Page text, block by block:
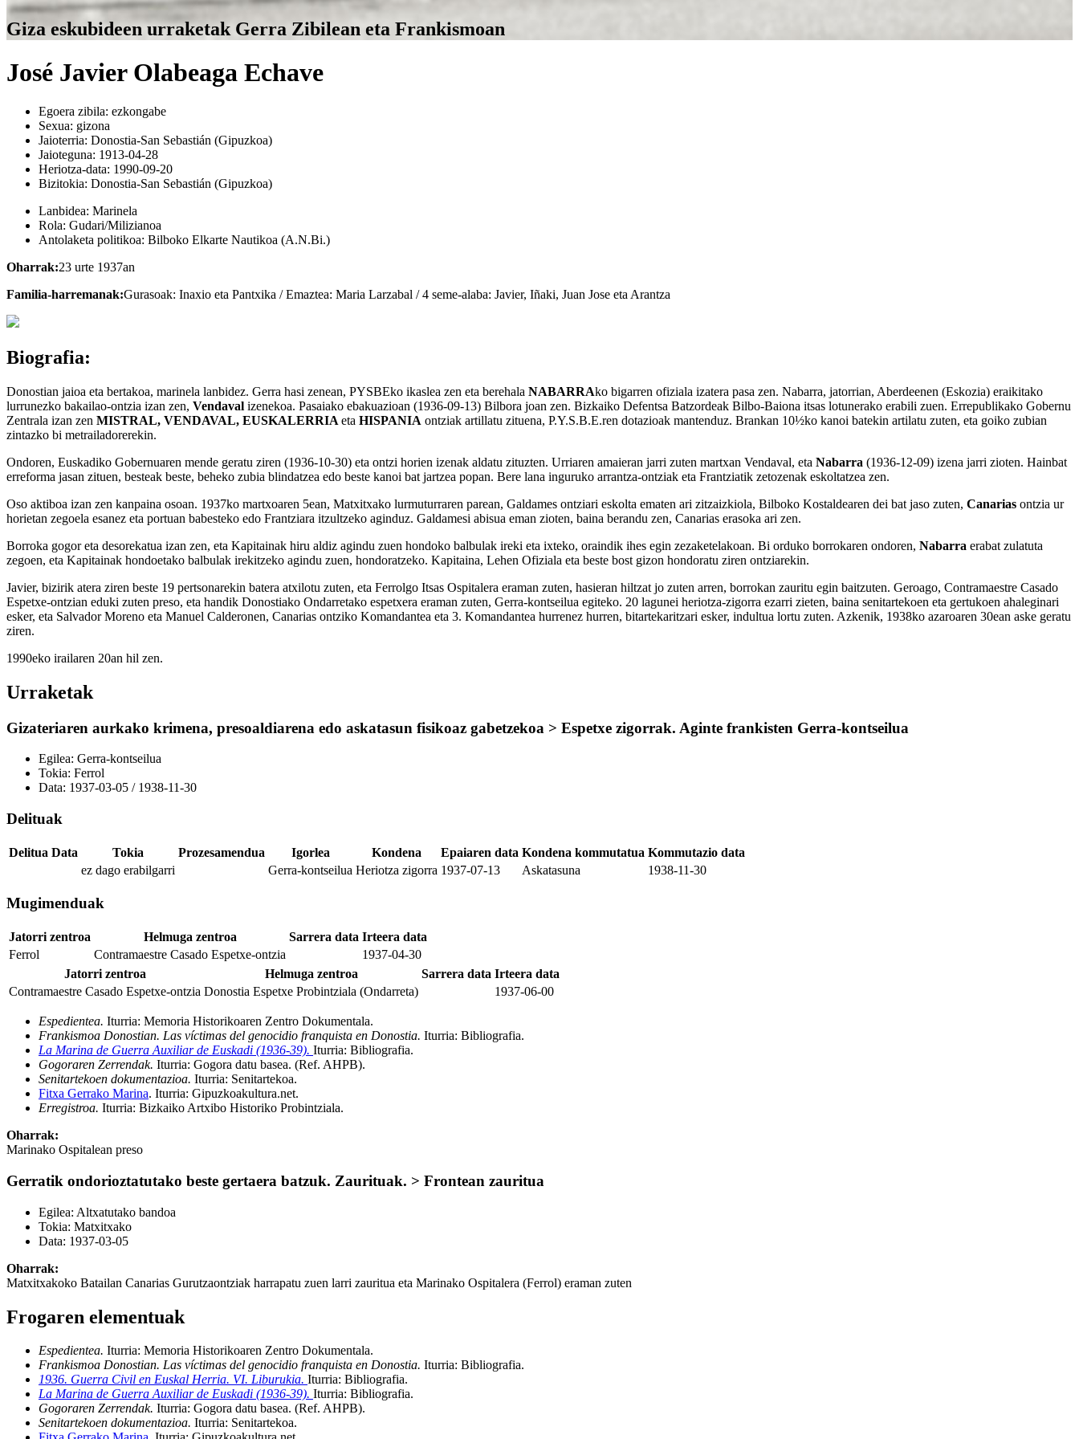
Giza eskubideen urraketak Gerra Zibilean eta Frankismoan
José Javier Olabeaga Echave
Egoera zibila: ezkongabe
Sexua: gizona
Jaioterria: Donostia-San Sebastián (Gipuzkoa)
Jaioteguna: 1913-04-28
Heriotza-data: 1990-09-20
Bizitokia: Donostia-San Sebastián (Gipuzkoa)
Lanbidea: Marinela
Rola: Gudari/Milizianoa
Antolaketa politikoa: Bilboko Elkarte Nautikoa (A.N.Bi.)
Oharrak:23 urte 1937an
Familia-harremanak:Gurasoak: Inaxio eta Pantxika / Emaztea: Maria Larzabal / 4 seme-alaba: Javier, Iñaki, Juan Jose eta Arantza
Biografia:
Donostian jaioa eta bertakoa, marinela lanbidez. Gerra hasi zenean, PYSBEko ikaslea zen eta berehala NABARRAko bigarren ofiziala izatera pasa zen. Nabarra, jatorrian, Aberdeenen (Eskozia) eraikitako
lurrunezko bakailao-ontzia izan zen, Vendaval izenekoa. Pasaiako ebakuazioan (1936-09-13) Bilbora joan zen. Bizkaiko Defentsa Batzordeak Bilbo-Baiona itsas lotunerako erabili zuen. Errepublikako Gobernu
Zentrala izan zen MISTRAL, VENDAVAL, EUSKALERRIA eta HISPANIA ontziak artillatu zituena, P.Y.S.B.E.ren dotazioak mantenduz. Brankan 10½ko kanoi batekin artilatu zuten, eta goiko zubian
zintazko bi metrailadorerekin.
Ondoren, Euskadiko Gobernuaren mende geratu ziren (1936-10-30) eta ontzi horien izenak aldatu zituzten. Urriaren amaieran jarri zuten martxan Vendaval, eta Nabarra (1936-12-09) izena jarri zioten. Hainbat
erreforma jasan zituen, besteak beste, beheko zubia blindatzea edo beste kanoi bat jartzea popan. Bere lana inguruko arrantza-ontziak eta Frantziatik zetozenak eskoltatzea zen.
Oso aktiboa izan zen kanpaina osoan. 1937ko martxoaren 5ean, Matxitxako lurmuturraren parean, Galdames ontziari eskolta ematen ari zitzaizkiola, Bilboko Kostaldearen dei bat jaso zuten, Canarias ontzia ur
horietan zegoela esanez eta portuan babesteko edo Frantziara itzultzeko aginduz. Galdamesi abisua eman zioten, baina berandu zen, Canarias erasoka ari zen.
Borroka gogor eta desorekatua izan zen, eta Kapitainak hiru aldiz agindu zuen hondoko balbulak ireki eta ixteko, oraindik ihes egin zezaketelakoan. Bi orduko borrokaren ondoren, Nabarra erabat zulatuta
zegoen, eta Kapitainak hondoetako balbulak irekitzeko agindu zuen, hondoratzeko. Kapitaina, Lehen Ofiziala eta beste bost gizon hondoratu ziren ontziarekin.
Javier, bizirik atera ziren beste 19 pertsonarekin batera atxilotu zuten, eta Ferrolgo Itsas Ospitalera eraman zuten, hasieran hiltzat jo zuten arren, borrokan zauritu egin baitzuten. Geroago, Contramaestre Casado
Espetxe-ontzian eduki zuten preso, eta handik Donostiako Ondarretako espetxera eraman zuten, Gerra-kontseilua egiteko. 20 lagunei heriotza-zigorra ezarri zieten, baina senitartekoen eta gertukoen ahaleginari
esker, eta Salvador Moreno eta Manuel Calderonen, Canarias ontziko Komandantea eta 3. Komandantea hurrenez hurren, bitartekaritzari esker, indultua lortu zuten. Azkenik, 1938ko azaroaren 30ean aske geratu
ziren.
1990eko irailaren 20an hil zen.
Urraketak
Gizateriaren aurkako krimena, presoaldiarena edo askatasun fisikoaz gabetzekoa > Espetxe zigorrak. Aginte frankisten Gerra-kontseilua
Egilea: Gerra-kontseilua
Tokia: Ferrol
Data: 1937-03-05 / 1938-11-30
Delituak
Delitua Data Tokia Prozesamendua Igorlea Kondena Epaiaren data Kondena kommutatua Kommutazio data
ez dago erabilgarri
Gerra-kontseilua Heriotza zigorra 1937-07-13 Askatasuna 1938-11-30
Mugimenduak
Jatorri zentroa Helmuga zentroa Sarrera data Irteera data
Ferrol
Contramaestre Casado Espetxe-ontzia
1937-04-30
Jatorri zentroa
Helmuga zentroa Sarrera data Irteera data
Contramaestre Casado Espetxe-ontzia Donostia Espetxe Probintziala (Ondarreta) 1937-06-00
Espedientea. Iturria: Memoria Historikoaren Zentro Dokumentala.
Frankismoa Donostian. Las víctimas del genocidio franquista en Donostia. Iturria: Bibliografia.
La Marina de Guerra Auxiliar de Euskadi (1936-39). Iturria: Bibliografia.
Gogoraren Zerrendak. Iturria: Gogora datu basea. (Ref. AHPB).
Senitartekoen dokumentazioa. Iturria: Senitartekoa.
Fitxa Gerrako Marina. Iturria: Gipuzkoakultura.net.
Erregistroa. Iturria: Bizkaiko Artxibo Historiko Probintziala.
Oharrak:
Marinako Ospitalean preso
Gerratik ondorioztatutako beste gertaera batzuk. Zaurituak. > Frontean zauritua
Egilea: Altxatutako bandoa
Tokia: Matxitxako
Data: 1937-03-05
Oharrak:
Matxitxakoko Batailan Canarias Gurutzaontziak harrapatu zuen larri zauritua eta Marinako Ospitalera (Ferrol) eraman zuten
Frogaren elementuak
Espedientea. Iturria: Memoria Historikoaren Zentro Dokumentala.
Frankismoa Donostian. Las víctimas del genocidio franquista en Donostia. Iturria: Bibliografia.
1936. Guerra Civil en Euskal Herria. VI. Liburukia. Iturria: Bibliografia.
La Marina de Guerra Auxiliar de Euskadi (1936-39). Iturria: Bibliografia.
Gogoraren Zerrendak. Iturria: Gogora datu basea. (Ref. AHPB).
Senitartekoen dokumentazioa. Iturria: Senitartekoa.